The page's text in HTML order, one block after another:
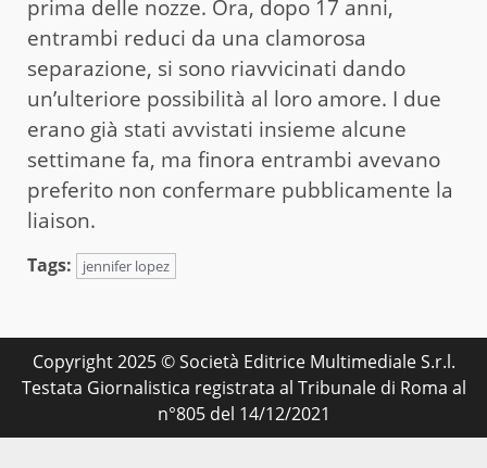
prima delle nozze. Ora, dopo 17 anni,
entrambi reduci da una clamorosa
separazione, si sono riavvicinati dando
un’ulteriore possibilità al loro amore. I due
erano già stati avvistati insieme alcune
settimane fa, ma finora entrambi avevano
preferito non confermare pubblicamente la
liaison.
Tags: jennifer lopez
Copyright 2025 © Società Editrice Multimediale S.r.l.
Testata Giornalistica registrata al Tribunale di Roma al
n°805 del 14/12/2021